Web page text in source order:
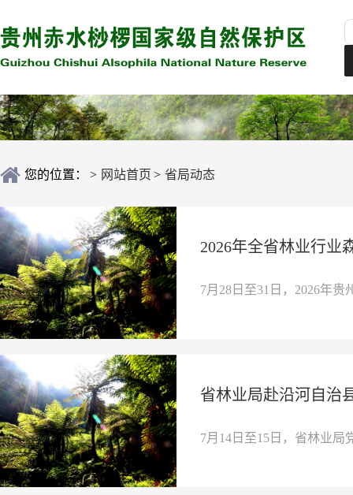
您的位置： > 网站首页 > 省局动态
2026年全省林业行业
7月28日至31日，2026年
省林业局赴沿河自治
7月14日至15日，省林业